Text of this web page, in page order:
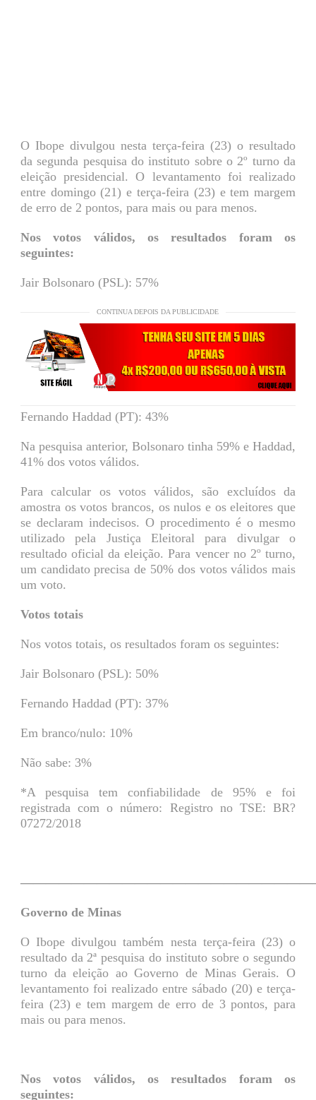
O Ibope divulgou nesta terça-feira (23) o resultado
da segunda pesquisa do instituto sobre o 2º turno da
eleição presidencial. O levantamento foi realizado
entre domingo (21) e terça-feira (23) e tem margem
de erro de 2 pontos, para mais ou para menos.
Nos votos válidos, os resultados foram os
seguintes:
Jair Bolsonaro (PSL): 57%
CONTINUA DEPOIS DA PUBLICIDADE
Fernando Haddad (PT): 43%
Na pesquisa anterior, Bolsonaro tinha 59% e Haddad,
41% dos votos válidos.
Para calcular os votos válidos, são excluídos da
amostra os votos brancos, os nulos e os eleitores que
se declaram indecisos. O procedimento é o mesmo
utilizado pela Justiça Eleitoral para divulgar o
resultado oficial da eleição. Para vencer no 2º turno,
um candidato precisa de 50% dos votos válidos mais
um voto.
Votos totais
Nos votos totais, os resultados foram os seguintes:
Jair Bolsonaro (PSL): 50%
Fernando Haddad (PT): 37%
Em branco/nulo: 10%
Não sabe: 3%
*A pesquisa tem confiabilidade de 95% e foi
registrada com o número: Registro no TSE: BR?
07272/2018
Governo de Minas
O Ibope divulgou também nesta terça-feira (23) o
resultado da 2ª pesquisa do instituto sobre o segundo
turno da eleição ao Governo de Minas Gerais. O
levantamento foi realizado entre sábado (20) e terça-
feira (23) e tem margem de erro de 3 pontos, para
mais ou para menos.
Nos votos válidos, os resultados foram os
seguintes: